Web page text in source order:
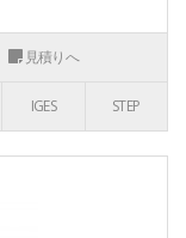
見積りへ
IGES STEP